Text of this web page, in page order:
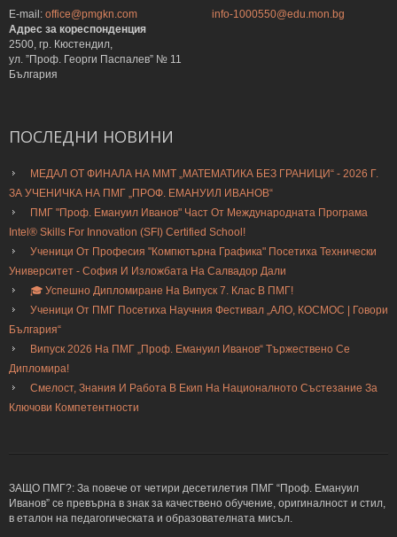
E-mail: office@pmgkn.com
info-1000550@edu.mon.bg
Адрес за кореспонденция
2500, гр. Кюстендил,
ул. ”Проф. Георги Паспалев” № 11
България
ПОСЛЕДНИ НОВИНИ
МЕДАЛ ОТ ФИНАЛА НА ММТ „МАТЕМАТИКА БЕЗ ГРАНИЦИ“ - 2026 Г.
ЗА УЧЕНИЧКА НА ПМГ „ПРОФ. ЕМАНУИЛ ИВАНОВ“
ПМГ "Проф. Емануил Иванов" Част От Международната Програма
Intel® Skills For Innovation (SFI) Certified School!
Ученици От Професия "Компютърна Графика" Посетиха Технически
Университет - София И Изложбата На Салвадор Дали
🎓 Успешно Дипломиране На Випуск 7. Клас В ПМГ!
Ученици От ПМГ Посетиха Научния Фестивал „АЛО, КОСМОС | Говори
България“
Випуск 2026 На ПМГ „Проф. Емануил Иванов“ Тържествено Се
Дипломира!
Смелост, Знания И Работа В Екип На Националното Състезание За
Ключови Компетентности
ЗАЩО ПМГ?: За повече от четири десетилетия ПМГ “Проф. Емануил
Иванов” се превърна в знак за качествено обучение, оригиналност и стил,
в еталон на педагогическата и образователната мисъл.